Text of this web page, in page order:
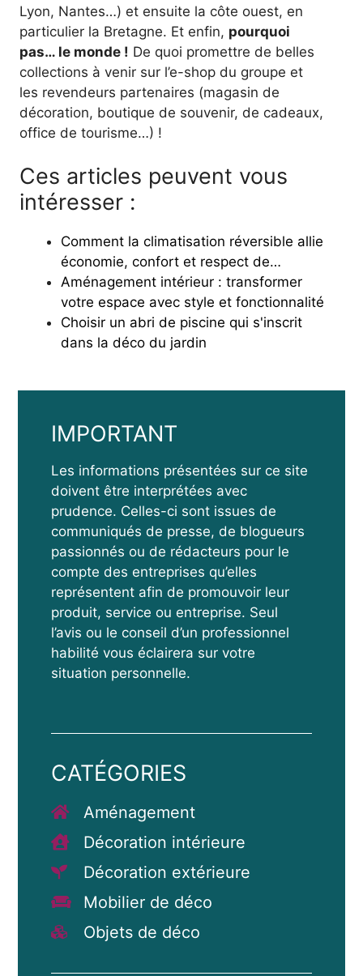
Lyon, Nantes…) et ensuite la côte ouest, en
particulier la Bretagne. Et enfin, pourquoi
pas… le monde ! De quoi promettre de belles
collections à venir sur l’e-shop du groupe et
les revendeurs partenaires (magasin de
décoration, boutique de souvenir, de cadeaux,
office de tourisme…) !
Ces articles peuvent vous
intéresser :
Comment la climatisation réversible allie
économie, confort et respect de…
Aménagement intérieur : transformer
votre espace avec style et fonctionnalité
Choisir un abri de piscine qui s'inscrit
dans la déco du jardin
IMPORTANT
Les informations présentées sur ce site
doivent être interprétées avec
prudence. Celles-ci sont issues de
communiqués de presse, de blogueurs
passionnés ou de rédacteurs pour le
compte des entreprises qu’elles
représentent afin de promouvoir leur
produit, service ou entreprise. Seul
l’avis ou le conseil d’un professionnel
habilité vous éclairera sur votre
situation personnelle.
CATÉGORIES
Aménagement
Décoration intérieure
Décoration extérieure
Mobilier de déco
Objets de déco